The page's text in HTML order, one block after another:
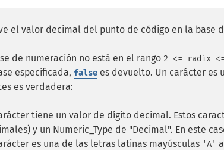
el valor decimal del punto de código en la base
de numeración no está en el rango 2 <= radix
especificada, false es devuelto. Un carácter es
es verdadera:
tiene un valor de dígito decimal. Estos
y un Numeric_Type de "Decimal". En este
es una de las letras latinas mayúsculas 'A' a